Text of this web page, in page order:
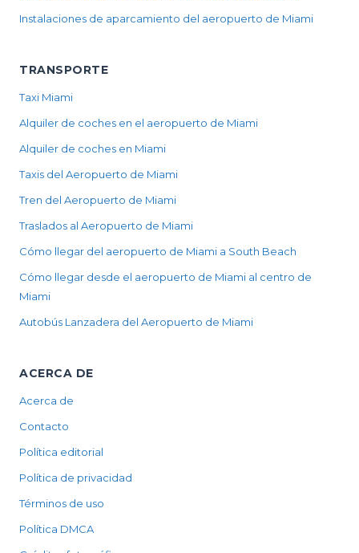
Instalaciones de aparcamiento del aeropuerto de Miami
TRANSPORTE
Taxi Miami
Alquiler de coches en el aeropuerto de Miami
Alquiler de coches en Miami
Taxis del Aeropuerto de Miami
Tren del Aeropuerto de Miami
Traslados al Aeropuerto de Miami
Cómo llegar del aeropuerto de Miami a South Beach
Cómo llegar desde el aeropuerto de Miami al centro de
Miami
Autobús Lanzadera del Aeropuerto de Miami
ACERCA DE
Acerca de
Contacto
Política editorial
Política de privacidad
Términos de uso
Política DMCA